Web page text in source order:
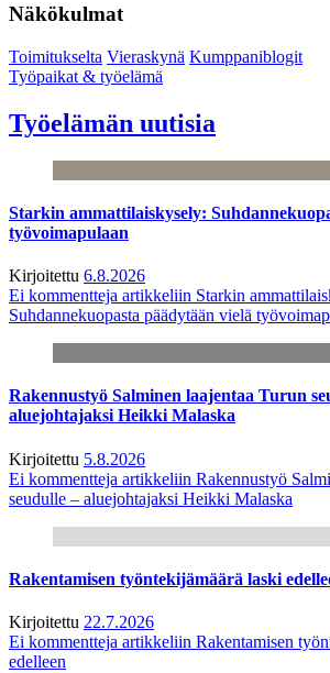
Näkökulmat
Toimitukselta Vieraskynä Kumppaniblogit
Työpaikat & työelämä
Työelämän uutisia
Starkin ammattilaiskysely:
työvoimapulaan
Kirjoitettu 6.8.2026
Ei kommentteja artikkeliin Starkin
Suhdannekuopasta päädytään vielä
Rakennustyö Salminen laajentaa Turun
aluejohtajaksi Heikki Malaska
Kirjoitettu 5.8.2026
Ei kommentteja artikkeliin Rakennustyö
seudulle – aluejohtajaksi Heikki Malaska
Rakentamisen työntekijämäärä laski
Kirjoitettu 22.7.2026
Ei kommentteja artikkeliin Rakentamisen
edelleen